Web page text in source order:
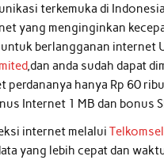
terkemuka di
yang menginginkan
berlangganan internet
,dan anda sudah dapat
perdananya hanya Rp 60
Internet 1 MB dan bonus
internet melalui
yang lebih cepat dan